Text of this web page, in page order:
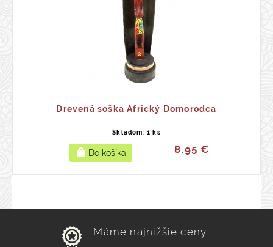
Drevená soška Africký Domorodca
Skladom: 1 ks
8.95 €
Máme najnižšie ceny